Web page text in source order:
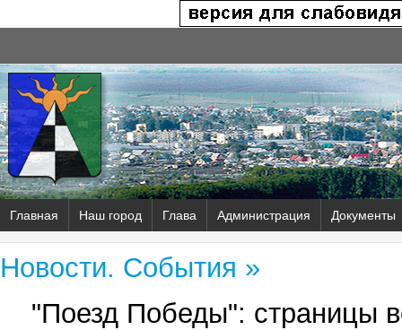
Главная Наш город Глава Администрация Документы
Новости. События »
"Поезд Победы": страницы